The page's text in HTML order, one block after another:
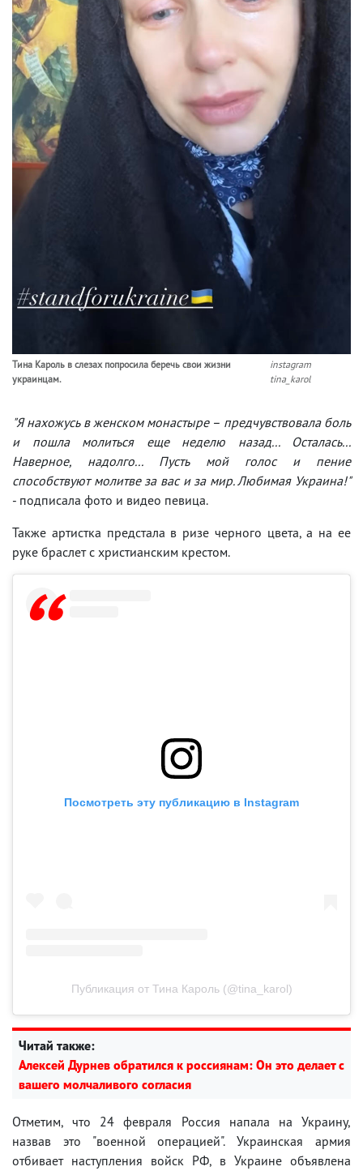
Тина Кароль в слезах попросила беречь свои жизни
украинцам.
instagram
tina_karol
"Я нахожусь в женском монастыре – предчувствовала боль
и пошла молиться еще неделю назад... Осталась...
Наверное, надолго... Пусть мой голос и пение
способствуют молитве за вас и за мир. Любимая Украина!"
- подписала фото и видео певица.
Также артистка предстала в ризе черного цвета, а на ее
руке браслет с христианским крестом.
Посмотреть эту публикацию в Instagram
Публикация от Тина Кароль (@tina_karol)
Читай также:
Алексей Дурнев обратился к россиянам: Он это делает с
вашего молчаливого согласия
Отметим, что 24 февраля Россия напала на Украину,
назвав это "военной операцией". Украинская армия
отбивает наступления войск РФ, в Украине объявлена